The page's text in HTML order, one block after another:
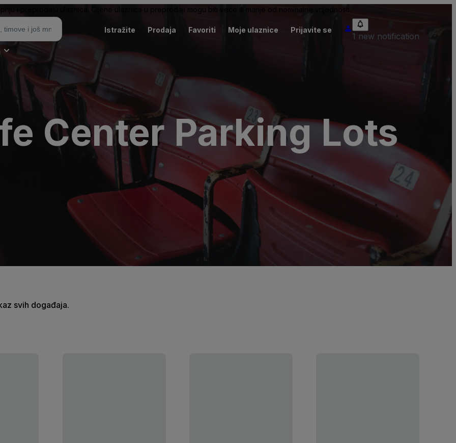
i preprodaju ulaznica. Cijene ulaznica u preprodaji mogu biti veće ili manje od nominalne vrijednosti.
Istražite Prodaja Favoriti Moje ulaznice Prijavite se
1 new notification
Center Parking Lots
svih događaja.